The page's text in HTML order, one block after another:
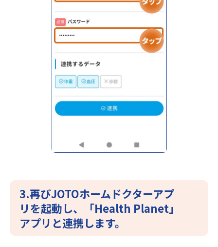
3.再びJOTOホームドクターアプ
リを起動し、「Health Planet」
アプリと連携します。